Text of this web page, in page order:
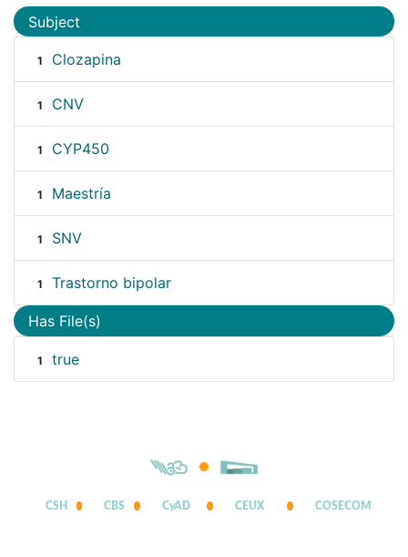
Subject
1 Clozapina
1 CNV
1 CYP450
1 Maestría
1 SNV
1 Trastorno bipolar
Has File(s)
1 true
CSH CBS CyAD CEUX COSECOM